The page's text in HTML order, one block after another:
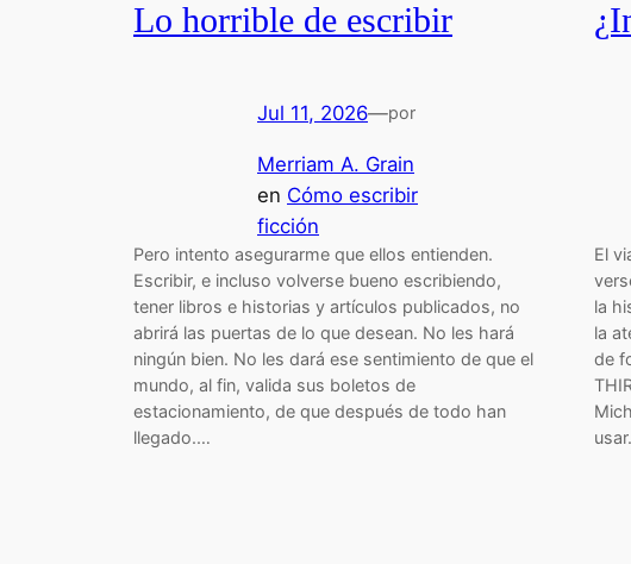
Lo horrible de escribir
Jul 11, 2026—por
Merriam A. Grain
en Cómo escribir
ficción
Pero intento asegurarme que ellos entienden.
Escribir, e incluso volverse bueno escribiendo,
tener libros e historias y artículos publicados, no
abrirá las puertas de lo que desean. No les hará
ningún bien. No les dará ese sentimiento de que el
mundo, al fin, valida sus boletos de
estacionamiento, de que después de todo han
llegado.…
El
la
la
de